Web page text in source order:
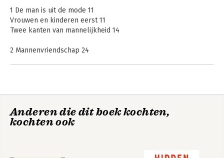
Bekijk alle boeken
1 De man is uit de mode 11
Vrouwen en kinderen eerst 11
Twee kanten van mannelijkheid 14
2 Mannenvriendschap 24
3 Wat vrouwen van mannen kunnen leren en omgekeerd 51
Anderen die dit boek kochten,
kochten ook